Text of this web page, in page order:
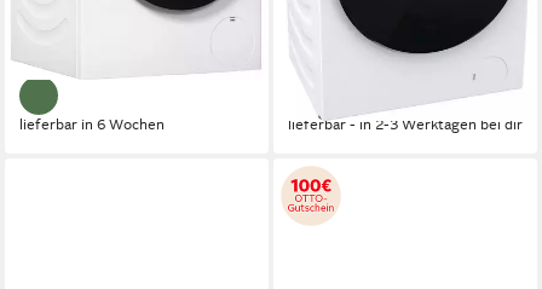
1.369,00 €
-42%
lieferbar in 6 Wochen
339,00 €
mtl. in 24 Raten
-42%
lieferbar - in 2-3 Werktagen bei dir